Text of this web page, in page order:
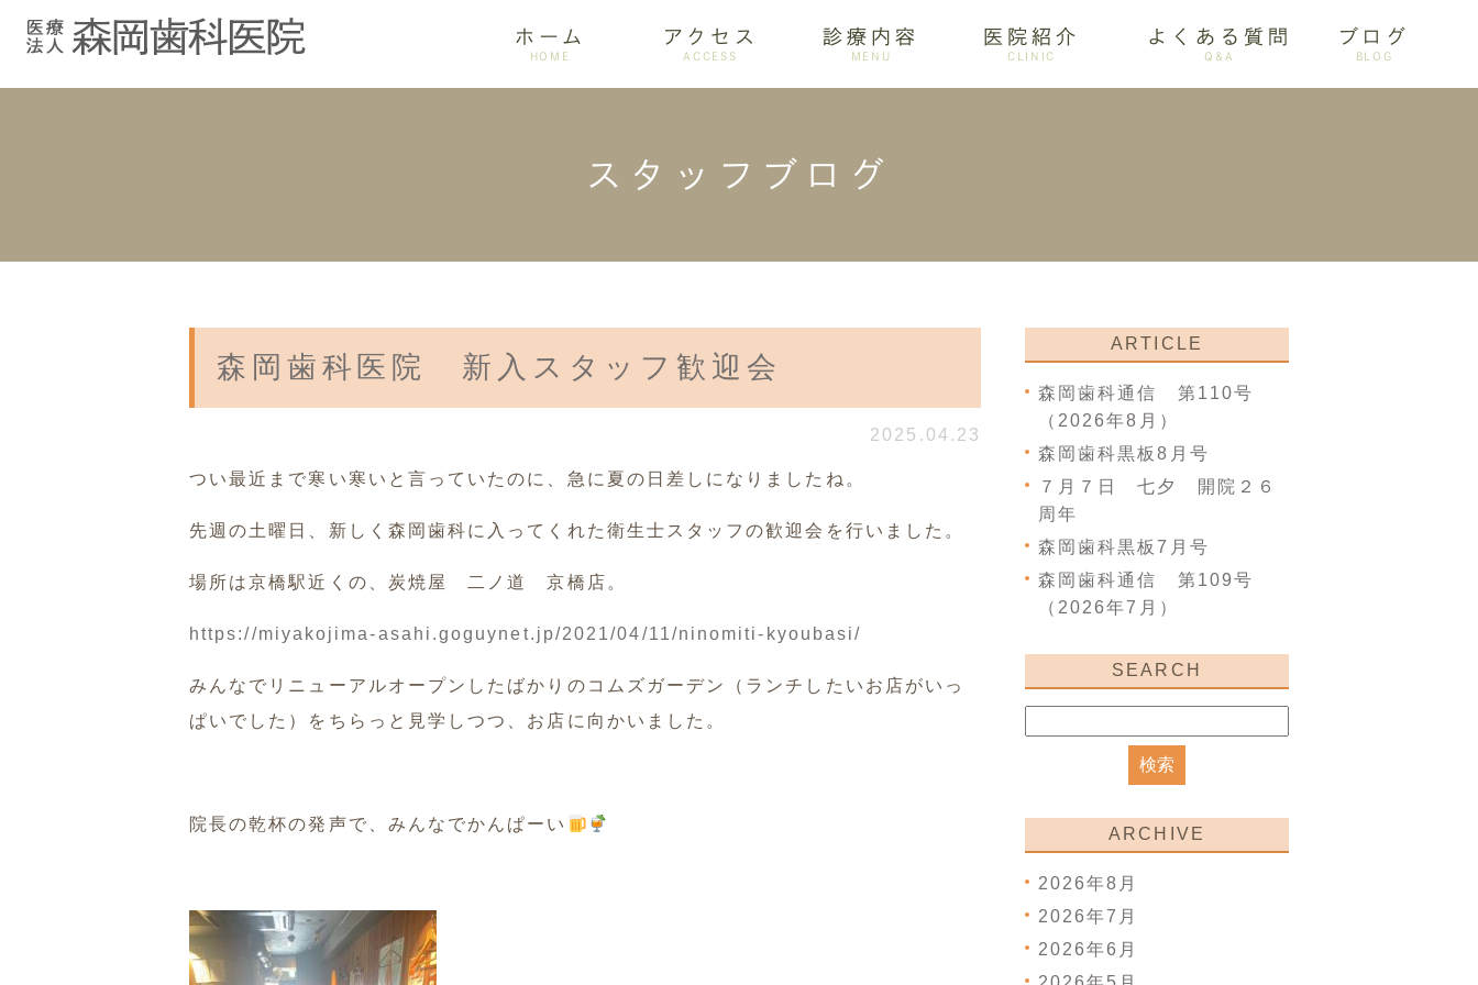
ホーム
HOME
アクセス
ACCESS
診療内容
MENU
医院紹介
CLINIC
よくある質問
Q&A
ブログ
BLOG
スタッフブログ
森岡歯科医院 新入スタッフ歓迎会
2025.04.23
つい最近まで寒い寒いと言っていたのに、急に夏の日差しになりましたね。
先週の土曜日、新しく森岡歯科に入ってくれた衛生士スタッフの歓迎会を行いました。
場所は京橋駅近くの、炭焼屋 二ノ道 京橋店。
https://miyakojima-asahi.goguynet.jp/2021/04/11/ninomiti-kyoubasi/
みんなでリニューアルオープンしたばかりのコムズガーデン（ランチしたいお店がいっ
ぱいでした）をちらっと見学しつつ、お店に向かいました。
院長の乾杯の発声で、みんなでかんぱーい
ARTICLE
森岡歯科通信 第110号
（2026年8月）
森岡歯科黒板8月号
７月７日 七夕 開院２６
周年
森岡歯科黒板7月号
森岡歯科通信 第109号
（2026年7月）
SEARCH
ARCHIVE
2026年8月
2026年7月
2026年6月